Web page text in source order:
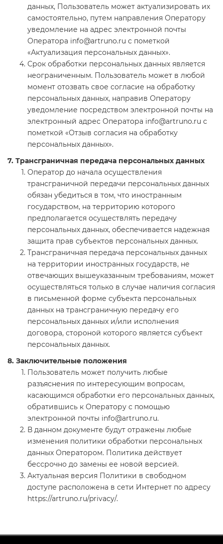
данных, Пользователь может актуализировать их
самостоятельно, путем направления Оператору
уведомление на адрес электронной почты
Оператора info@artruno.ru с пометкой
«Актуализация персональных данных».
Срок обработки персональных данных является
неограниченным. Пользователь может в любой
момент отозвать свое согласие на обработку
персональных данных, направив Оператору
уведомление посредством электронной почты на
электронный адрес Оператора info@artruno.ru с
пометкой «Отзыв согласия на обработку
персональных данных».
7. Трансграничная передача персональных данных
Оператор до начала осуществления
трансграничной передачи персональных данных
обязан убедиться в том, что иностранным
государством, на территорию которого
предполагается осуществлять передачу
персональных данных, обеспечивается надежная
защита прав субъектов персональных данных.
Трансграничная передача персональных данных
на территории иностранных государств, не
отвечающих вышеуказанным требованиям, может
осуществляться только в случае наличия согласия
в письменной форме субъекта персональных
данных на трансграничную передачу его
персональных данных и/или исполнения
договора, стороной которого является субъект
персональных данных.
8. Заключительные положения
Пользователь может получить любые
разъяснения по интересующим вопросам,
касающимся обработки его персональных данных,
обратившись к Оператору с помощью
электронной почты info@artruno.ru.
В данном документе будут отражены любые
изменения политики обработки персональных
данных Оператором. Политика действует
бессрочно до замены ее новой версией.
Актуальная версия Политики в свободном
доступе расположена в сети Интернет по адресу
https://artruno.ru/privacy/.